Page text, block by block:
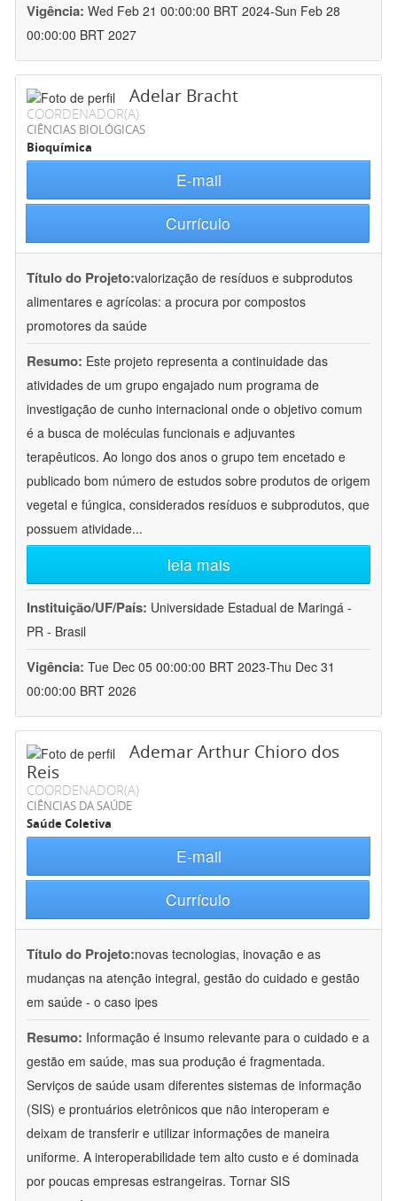
Vigência: Wed Feb 21 00:00:00 BRT 2024-Sun Feb 28
00:00:00 BRT 2027
Adelar Bracht
COORDENADOR(A)
CIÊNCIAS BIOLÓGICAS
Bioquímica
E-mail
Currículo
Título do Projeto:valorização de resíduos e subprodutos
alimentares e agrícolas: a procura por compostos
promotores da saúde
Resumo: Este projeto representa a continuidade das
atividades de um grupo engajado num programa de
investigação de cunho internacional onde o objetivo comum
é a busca de moléculas funcionais e adjuvantes
terapêuticos. Ao longo dos anos o grupo tem encetado e
publicado bom número de estudos sobre produtos de origem
vegetal e fúngica, considerados resíduos e subprodutos, que
possuem atividade...
leia mais
Instituição/UF/País: Universidade Estadual de Maringá -
PR - Brasil
Vigência: Tue Dec 05 00:00:00 BRT 2023-Thu Dec 31
00:00:00 BRT 2026
Ademar Arthur Chioro dos
Reis
COORDENADOR(A)
CIÊNCIAS DA SAÚDE
Saúde Coletiva
E-mail
Currículo
Título do Projeto:novas tecnologias, inovação e as
mudanças na atenção integral, gestão do cuidado e gestão
em saúde - o caso ipes
Resumo: Informação é insumo relevante para o cuidado e a
gestão em saúde, mas sua produção é fragmentada.
Serviços de saúde usam diferentes sistemas de informação
(SIS) e prontuários eletrônicos que não interoperam e
deixam de transferir e utilizar informações de maneira
uniforme. A interoperabilidade tem alto custo e é dominada
por poucas empresas estrangeiras. Tornar SIS